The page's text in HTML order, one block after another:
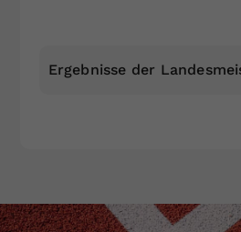
Ergebnisse der